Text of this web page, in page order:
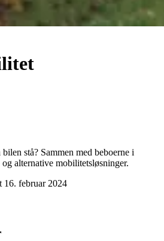
stå? Sammen med beboerne i
alternative mobilitetsløsninger.
16. februar 2024